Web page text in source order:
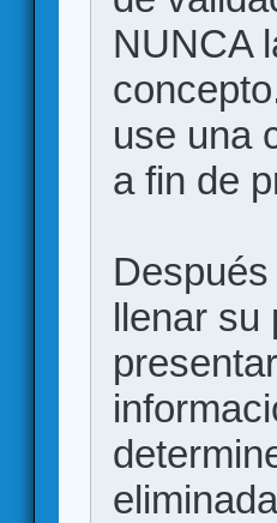
NUNCA
use una
a fin de
llenar su